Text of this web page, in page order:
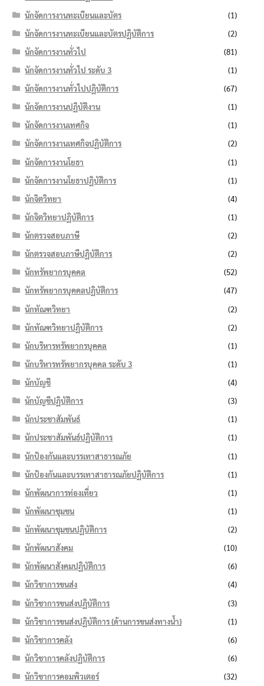
นักจัดการงานทะเบียนและบัตร
(1)
นักจัดการงานทะเบียนและบัตรปฏิบัติการ
(2)
นักจัดการงานทั่วไป
(81)
นักจัดการงานทั่วไป ระดับ 3
(1)
นักจัดการงานทั่วไปปฏิบัติการ
(67)
นักจัดการงานปฏิบัติงาน
(1)
นักจัดการงานเทศกิจ
(1)
นักจัดการงานเทศกิจปฏิบัติการ
(2)
นักจัดการงานโยธา
(1)
นักจัดการงานโยธาปฏิบัติการ
(1)
นักจิตวิทยา
(4)
นักจิตวิทยาปฏิบัติการ
(1)
นักตรวจสอบภาษี
(2)
นักตรวจสอบภาษีปฏิบัติการ
(2)
นักทรัพยากรบุคคล
(52)
นักทรัพยากรบุคคลปฏิบัติการ
(47)
นักทัณฑวิทยา
(2)
นักทัณฑวิทยาปฏิบัติการ
(2)
นักบริหารทรัพยากรบุคคล
(1)
นักบริหารทรัพยากรบุคคล ระดับ 3
(1)
นักบัญชี
(4)
นักบัญชีปฏิบัติการ
(3)
นักประชาสัมพันธ์
(1)
นักประชาสัมพันธ์ปฏิบัติการ
(1)
นักป้องกันและบรรเทาสาธารณภัย
(1)
นักป้องกันและบรรเทาสาธารณภัยปฏิบัติการ
(1)
นักพัฒนาการท่องเที่ยว
(1)
นักพัฒนาชุมชน
(1)
นักพัฒนาชุมชนปฏิบัติการ
(2)
นักพัฒนาสังคม
(10)
นักพัฒนาสังคมปฏิบัติการ
(6)
นักวิชาการขนส่ง
(4)
นักวิชาการขนส่งปฏิบัติการ
(3)
นักวิชาการขนส่งปฏิบัติการ (ด้านการขนส่งทางน้ำ)
(1)
นักวิชาการคลัง
(6)
นักวิชาการคลังปฏิบัติการ
(6)
นักวิชาการคอมพิวเตอร์
(32)